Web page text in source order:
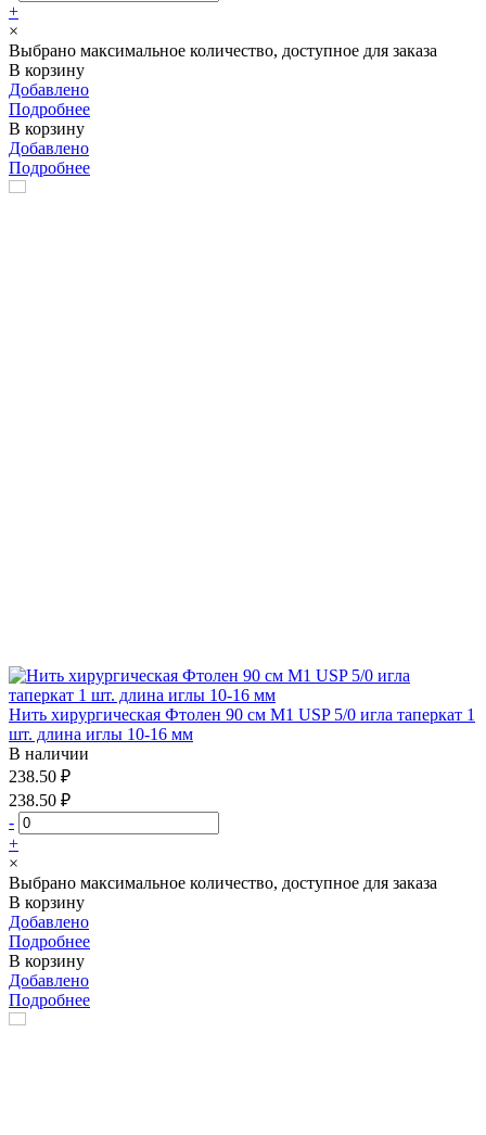
+
×
Выбрано максимальное количество, доступное для заказа
В корзину
Добавлено
Подробнее
В корзину
Добавлено
Подробнее
Нить хирургическая Фтолен 90 см М1 USP 5/0 игла таперкат 1
шт. длина иглы 10-16 мм
В наличии
238.50 ₽
238.50 ₽
-
+
×
Выбрано максимальное количество, доступное для заказа
В корзину
Добавлено
Подробнее
В корзину
Добавлено
Подробнее